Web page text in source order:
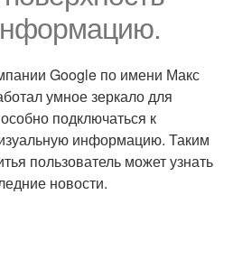
Google по имени Макс
умное зеркало для
подключаться к
информацию. Таким
пользователь может узнать
новости.